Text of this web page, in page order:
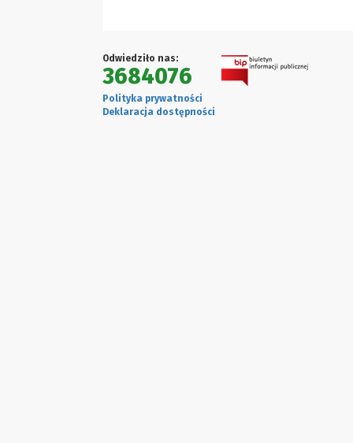
Odwiedziło nas:
3684076
Polityka prywatności
Deklaracja dostępności